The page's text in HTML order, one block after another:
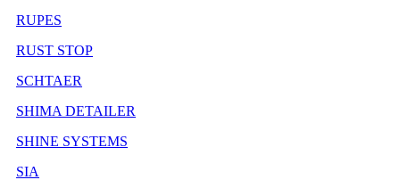
RUPES
RUST STOP
SCHTAER
SHIMA DETAILER
SHINE SYSTEMS
SIA